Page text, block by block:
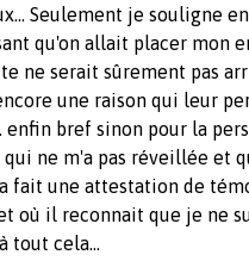
Seulement je souligne
qu'on allait placer mon
ne serait sûrement pas
une raison qui leur
bref sinon pour la
ne m'a pas réveillée et
fait une attestation de
où il reconnait que je ne
tout cela...